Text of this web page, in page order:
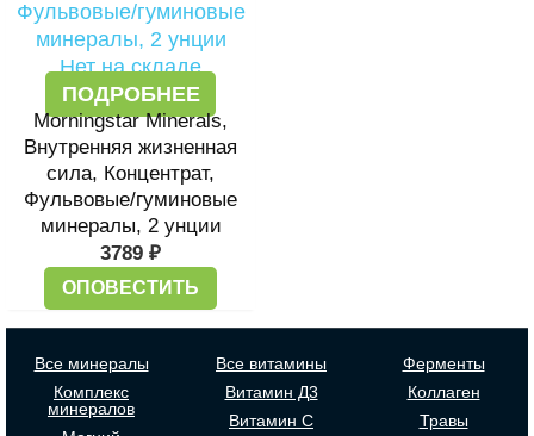
Нет на складе
ПОДРОБНЕЕ
Morningstar Minerals,
Внутренняя жизненная
сила, Концентрат,
Фульвовые/гуминовые
минералы, 2 унции
3789 ₽
ОПОВЕСТИТЬ
Все минералы
Комплекс
минералов
Все витамины
Витамин Д3
Витамин С
Ферменты
Коллаген
Травы